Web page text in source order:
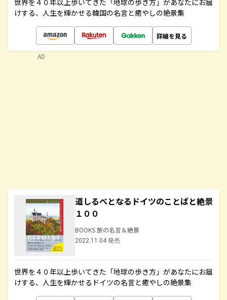
世界を４０年以上歩いてきた「地球の歩き方」があなたにお届
けする、人生を輝かせる韓国の名言と癒やしの絶景集
詳細を見る
道しるべとなるドイツのことばと絶景
１００
BOOKS 旅の名言＆絶景
2022.11.04 発売
世界を４０年以上歩いてきた「地球の歩き方」があなたにお届
けする、人生を輝かせるドイツの名言と癒やしの絶景集
AD